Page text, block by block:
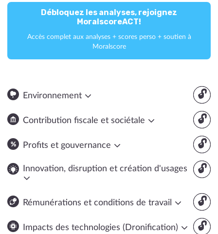
Débloquez les analyses, rejoignez
MoralscoreACT!
Accès complet aux analyses + scores perso + soutien à
Moralscore
🔓
Environnement
🔓
Contribution fiscale et sociétale
🔓
Profits et gouvernance
🔓
Innovation, disruption et création d'usages
🔓
Rémunérations et conditions de travail
🔓
Impacts des technologies (Dronification)